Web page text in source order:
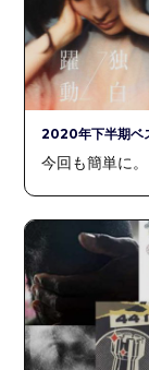
2020年下半期ベ
今回も簡単に